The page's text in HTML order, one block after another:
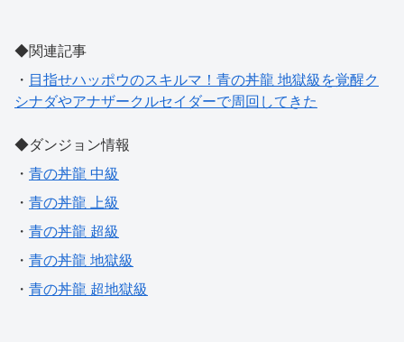
◆関連記事
・ 目指せハッポウのスキルマ！青の丼龍 地獄級を覚醒ク
シナダやアナザークルセイダーで周回してきた
◆ダンジョン情報
・ 青の丼龍 中級
・ 青の丼龍 上級
・ 青の丼龍 超級
・ 青の丼龍 地獄級
・ 青の丼龍 超地獄級